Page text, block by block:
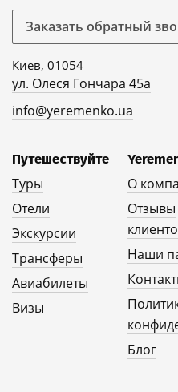
Заказать обратный
Киев, 01054
ул. Олеся Гончара 45а
info@yeremenko.ua
Путешествуйте
Туры
Отели
Экскурсии
Трансферы
Авиабилеты
Визы
О
Отзывы
Наши
Блог